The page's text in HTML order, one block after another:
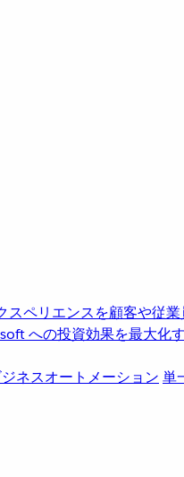
ペリエンスを顧客や従
への投資効果を最大化す
ジネスオートメーション 単